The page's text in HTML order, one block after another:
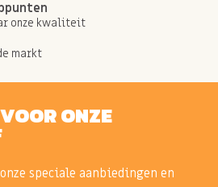
onze kwaliteit
markt
ONZE
speciale aanbiedingen en